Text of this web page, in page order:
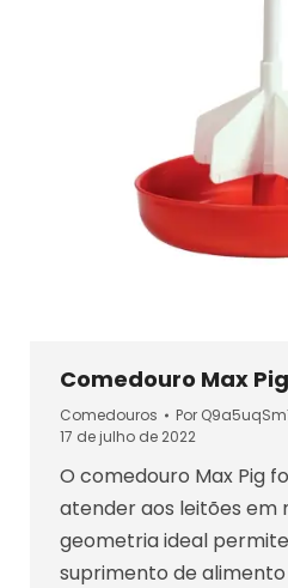
Comedouro Max Pig
Comedouros Por
17 de julho de 2022
O comedouro Max Pig
atender aos leitões em
geometria ideal
suprimento de